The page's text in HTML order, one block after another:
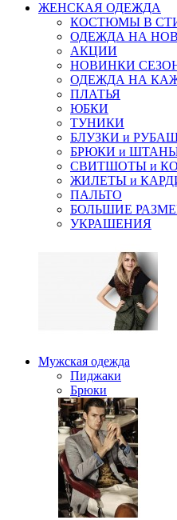
ЖЕНСКАЯ ОДЕЖДА
КОСТЮМЫ В
ОДЕЖДА НА
АКЦИИ
НОВИНКИ
ОДЕЖДА НА
ПЛАТЬЯ
ЮБКИ
ТУНИКИ
БЛУЗКИ и
БРЮКИ и
СВИТШОТЫ и
ЖИЛЕТЫ и
ПАЛЬТО
БОЛЬШИЕ
УКРАШЕНИЯ
Мужская одежда
Пиджаки
Брюки